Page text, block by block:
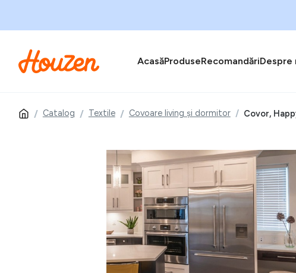
AcasăProduseRecomandăriDespre
Catalog Textile Covoare living și dormitor Covor,